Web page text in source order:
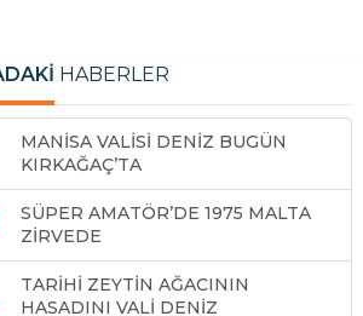
HABERLER
MANİSA VALİSİ DENİZ BUGÜN
KIRKAĞAÇ’TA
SÜPER AMATÖR’DE 1975 MALTA
ZİRVEDE
TARİHİ ZEYTİN AĞACININ
HASADINI VALİ DENİZ